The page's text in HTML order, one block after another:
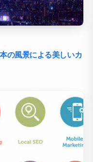
の風景による美しいカ